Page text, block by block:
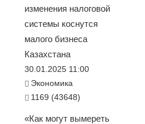
изменения налоговой
системы коснутся
малого бизнеса
Казахстана
30.01.2025 11:00
Экономика
1169 (43648)
«Как могут вымереть